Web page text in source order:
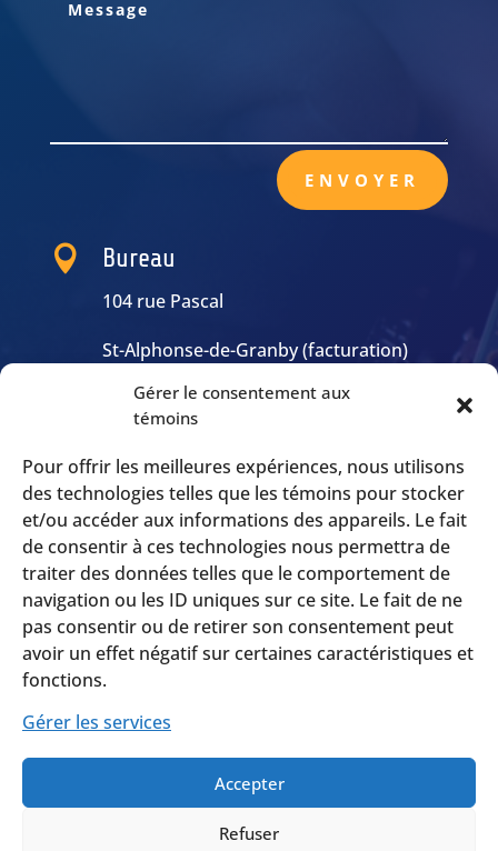
Gérer le consentement aux
témoins
Pour offrir les meilleures expériences, nous utilisons
des technologies telles que les témoins pour stocker
et/ou accéder aux informations des appareils. Le fait
de consentir à ces technologies nous permettra de
traiter des données telles que le comportement de
navigation ou les ID uniques sur ce site. Le fait de ne
pas consentir ou de retirer son consentement peut
avoir un effet négatif sur certaines caractéristiques et
fonctions.
Gérer les services
Accepter
Refuser
ENVOYER
 Bureau
104 rue Pascal
St-Alphonse-de-Granby (facturation)
Heures
Lun-Ven: 9h00 – 17h00
Sam-Dim: Urgence seulement
 Appelez-nous
Granby: (450) 305-1130
Montréal: (514) 360-3400
Sans-Frais: 1 (866) 705-9265